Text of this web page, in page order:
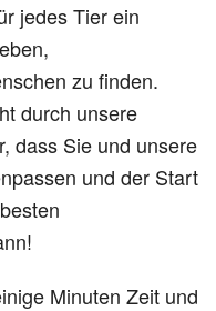
jedes Tier ein
zu finden.
durch unsere
dass Sie und unsere
und der Start
Minuten Zeit und